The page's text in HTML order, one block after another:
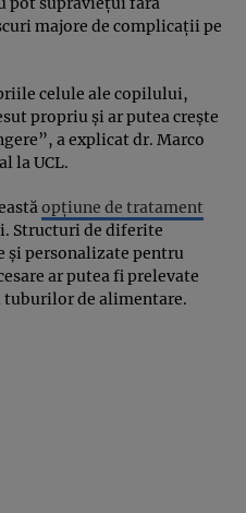
majore de complicații pe
celule ale copilului,
propriu și ar putea crește
a explicat dr. Marco
la UCL.
opțiune de tratament
Structuri de diferite
și personalizate pentru
ar putea fi prelevate
de alimentare.